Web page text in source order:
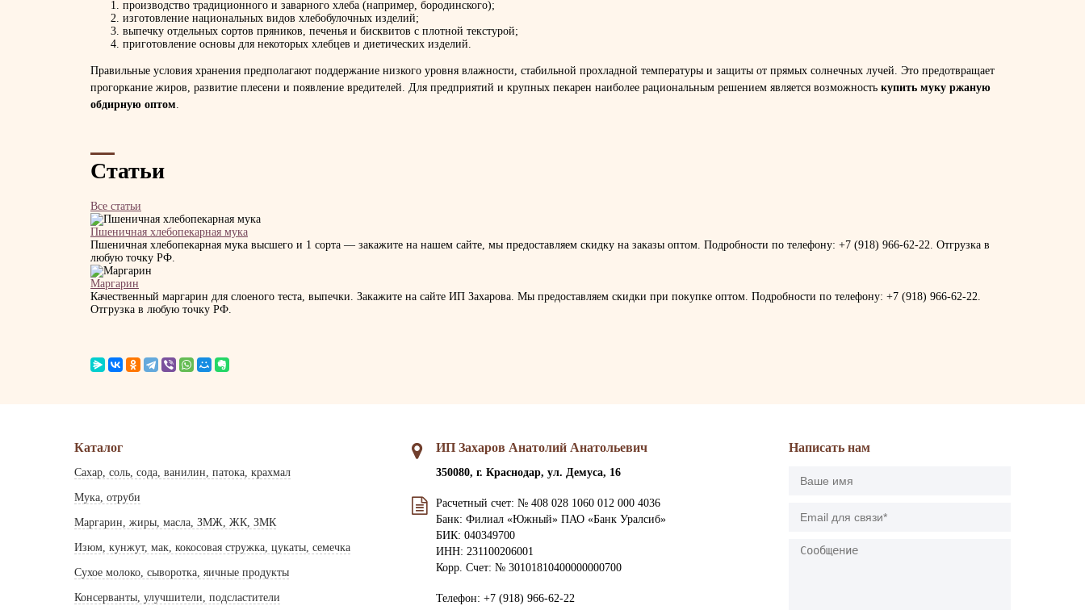
производство традиционного и заварного хлеба (например, бородинского);
изготовление национальных видов хлебобулочных изделий;
выпечку отдельных сортов пряников, печенья и бисквитов с плотной текстурой;
приготовление основы для некоторых хлебцев и диетических изделий.
Правильные условия хранения предполагают поддержание низкого уровня влажности, стабильной прохладной температуры и защиты от прямых солнечных лучей. Это предотвращает
прогоркание жиров, развитие плесени и появление вредителей. Для предприятий и крупных пекарен наиболее рациональным решением является возможность купить муку ржаную
обдирную оптом.
Статьи
Все статьи
Пшеничная хлебопекарная мука
Пшеничная хлебопекарная мука высшего и 1 сорта — закажите на нашем сайте, мы предоставляем скидку на заказы оптом. Подробности по телефону: +7 (918) 966-62-22. Отгрузка в
любую точку РФ.
Маргарин
Качественный маргарин для слоеного теста, выпечки. Закажите на сайте ИП Захарова. Мы предоставляем скидки при покупке оптом. Подробности по телефону: +7 (918) 966-62-22.
Отгрузка в любую точку РФ.
Каталог
Сахар, соль, сода, ванилин, патока, крахмал
Мука, отруби
Маргарин, жиры, масла, ЗМЖ, ЖК, ЗМК
Изюм, кунжут, мак, кокосовая стружка, цукаты, семечка
Сухое молоко, сыворотка, яичные продукты
Консерванты, улучшители, подсластители
ИП Захаров Анатолий Анатольевич
350080, г. Краснодар, ул. Демуса, 16
Расчетный счет: № 408 028 1060 012 000 4036
Банк: Филиал «Южный» ПАО «Банк Уралсиб»
БИК: 040349700
ИНН: 231100206001
Корр. Счет: № 30101810400000000700
Телефон: +7 (918) 966-62-22
Написать нам